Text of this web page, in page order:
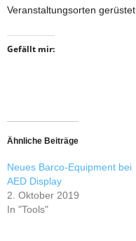
Veranstaltungsorten gerüstet.
Gefällt mir:
Ähnliche Beiträge
Neues Barco-Equipment bei
AED Display
2. Oktober 2019
In "Tools"